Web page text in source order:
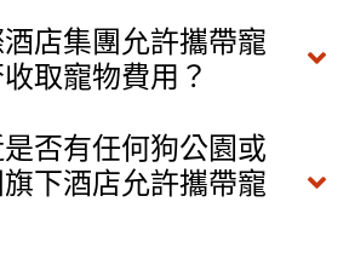
店集團允許攜帶寵
取寵物費用？
否有任何狗公園或
下酒店允許攜帶寵